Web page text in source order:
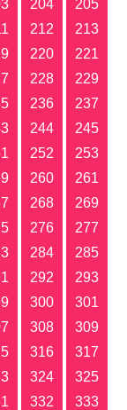
204
205
212
213
220
221
228
229
236
237
244
245
252
253
260
261
268
269
276
277
284
285
292
293
300
301
308
309
316
317
324
325
332
333